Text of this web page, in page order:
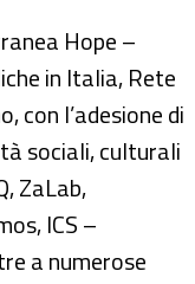
Hope –
in Italia, Rete
con l’adesione di
sociali, culturali
ZaLab,
ICS –
a numerose